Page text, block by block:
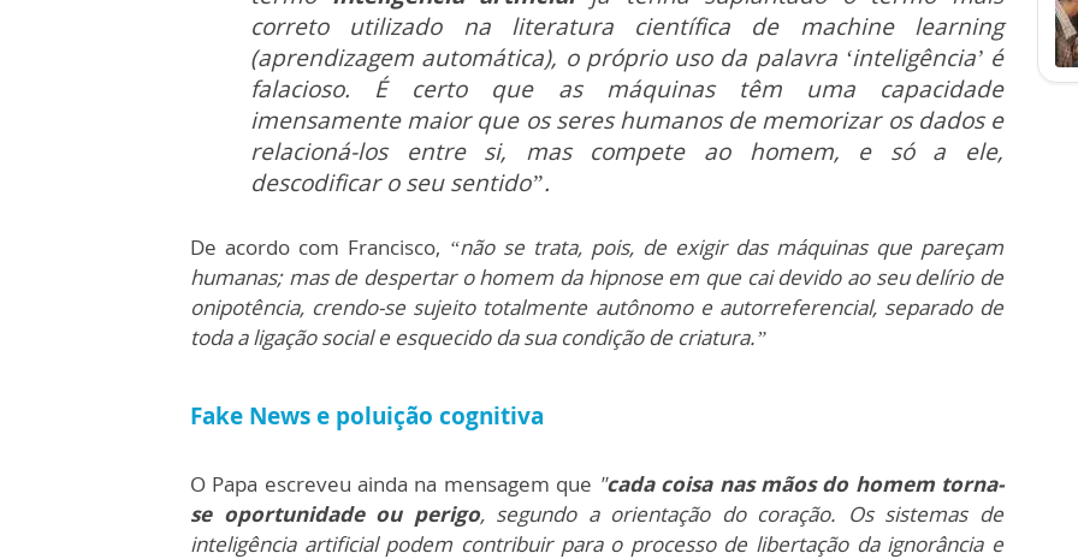
correto utilizado na literatura científica de machine learning
(aprendizagem automática), o próprio uso da palavra ‘inteligência’ é
falacioso. É certo que as máquinas têm uma capacidade
imensamente maior que os seres humanos de memorizar os dados e
relacioná-los entre si, mas compete ao homem, e só a ele,
descodificar o seu sentido”.
De acordo com Francisco, “não se trata, pois, de exigir das máquinas que pareçam
humanas; mas de despertar o homem da hipnose em que cai devido ao seu delírio de
onipotência, crendo-se sujeito totalmente autônomo e autorreferencial, separado de
toda a ligação social e esquecido da sua condição de criatura.”
Fake News e poluição cognitiva
O Papa escreveu ainda na mensagem que "cada coisa nas mãos do homem torna-
se oportunidade ou perigo, segundo a orientação do coração. Os sistemas de
inteligência artificial podem contribuir para o processo de libertação da ignorância e